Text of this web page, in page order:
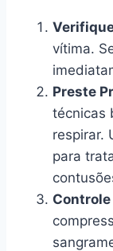
vítima.
Preste
técnicas
respirar.
para